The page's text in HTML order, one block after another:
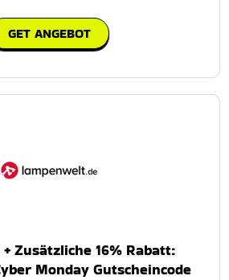
GET ANGEBOT
Zusätzliche 16% Rabatt:
​​Monday Gutscheincode